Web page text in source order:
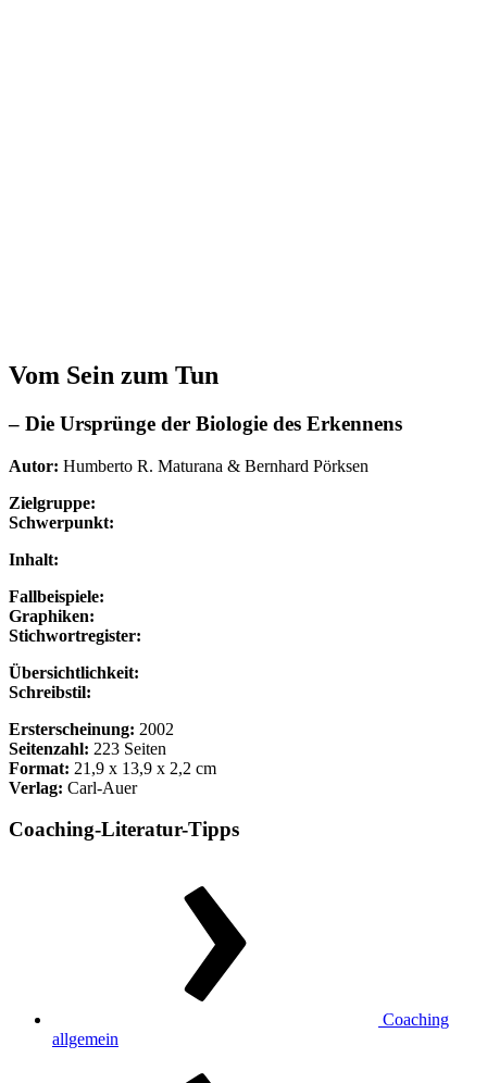
Vom Sein zum Tun
– Die Ursprünge der Biologie des Erkennens
Autor: Humberto R. Maturana & Bernhard Pörksen
Zielgruppe:
Schwerpunkt:
Inhalt:
Fallbeispiele:
Graphiken:
Stichwortregister:
Übersichtlichkeit:
Schreibstil:
Ersterscheinung: 2002
Seitenzahl: 223 Seiten
Format: 21,9 x 13,9 x 2,2 cm
Verlag: Carl-Auer
Coaching-Literatur-Tipps
Coaching
allgemein